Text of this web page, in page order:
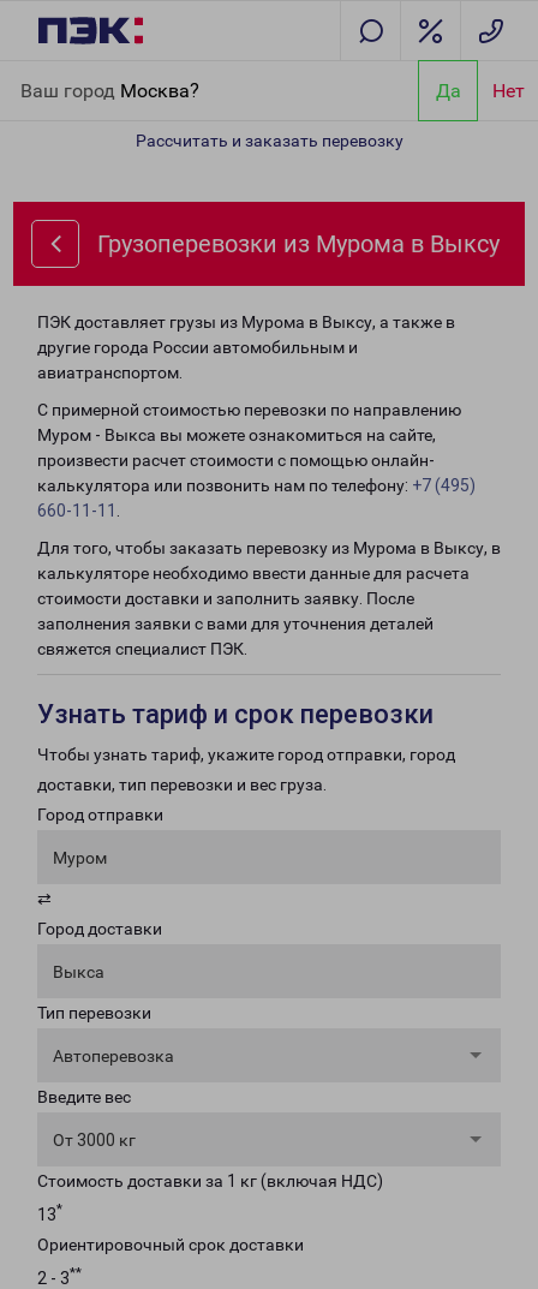
Ваш город Москва? Да Нет
Рассчитать и заказать перевозку
Грузоперевозки из Мурома в Выксу
ПЭК доставляет грузы из Мурома в Выксу, а также в
другие города России автомобильным и
авиатранспортом.
С примерной стоимостью перевозки по направлению
Муром - Выкса вы можете ознакомиться на сайте,
произвести расчет стоимости с помощью онлайн-
калькулятора или позвонить нам по телефону: +7 (495)
660-11-11
Для того, чтобы заказать перевозку из Мурома в Выксу, в
калькуляторе необходимо ввести данные для расчета
стоимости доставки и заполнить заявку. После
заполнения заявки с вами для уточнения деталей
свяжется специалист ПЭК.
Узнать тариф и срок перевозки
Чтобы узнать тариф, укажите город отправки, город
доставки, тип перевозки и вес груза.
Город отправки
Муром
⇄
Город доставки
Выкса
Тип перевозки
Автоперевозка
Введите вес
От 3000 кг
Стоимость доставки за 1 кг (включая НДС)
13*
Ориентировочный срок доставки
2 - 3**